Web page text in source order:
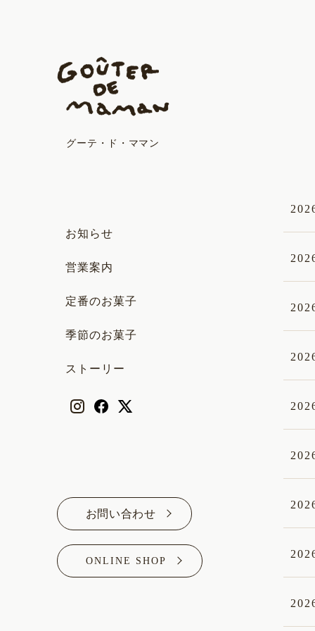
グーテ・ド・ママン
お知らせ
営業案内
定番のお菓子
季節のお菓子
ストーリー
お問い合わせ
ONLINE SHOP